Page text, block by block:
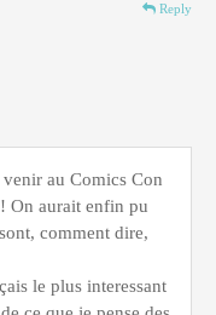
Reply
au Comics Con
On aurait enfin pu
comment dire,
le plus interessant